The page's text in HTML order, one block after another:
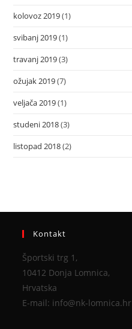
kolovoz 2019(1)
svibanj 2019(1)
travanj 2019(3)
ožujak 2019(7)
veljača 2019(1)
studeni 2018(3)
listopad 2018(2)
Kontakt
Športski trg 1,
10412 Donja Lomnica,
Hrvatska
E-mail: info@nk-lomnica.hr